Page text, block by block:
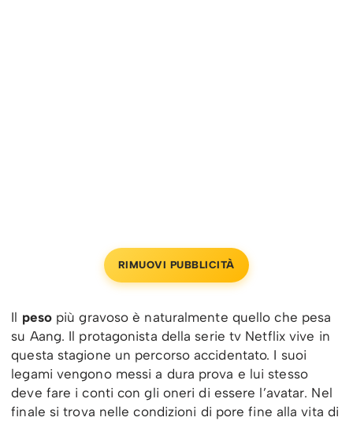
RIMUOVI PUBBLICITÀ
Il pesopiù gravoso è naturalmente quello che pesa
su Aang. Il protagonista della serie tv Netflix vive in
questa stagione un percorso accidentato. I suoi
legami vengono messi a dura prova e lui stesso
deve fare i conti con gli oneri di essere l’avatar. Nel
finale si trova nelle condizioni di pore fine alla vita di